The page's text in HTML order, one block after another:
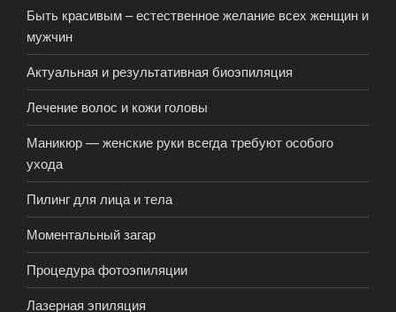
Быть красивым – естественное желание всех женщин и
мужчин
Актуальная и результативная биоэпиляция
Лечение волос и кожи головы
Маникюр — женские руки всегда требуют особого
ухода
Пилинг для лица и тела
Моментальный загар
Процедура фотоэпиляции
Лазерная эпиляция